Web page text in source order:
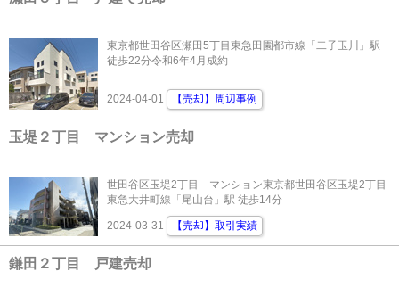
東京都世田谷区瀬田5丁目東急田園都市線「二子玉川」駅
徒歩22分令和6年4月成約
2024-04-01 【売却】周辺事例
玉堤２丁目 マンション売却
世田谷区玉堤2丁目 マンション東京都世田谷区玉堤2丁目
東急大井町線「尾山台」駅 徒歩14分
2024-03-31 【売却】取引実績
鎌田２丁目 戸建売却